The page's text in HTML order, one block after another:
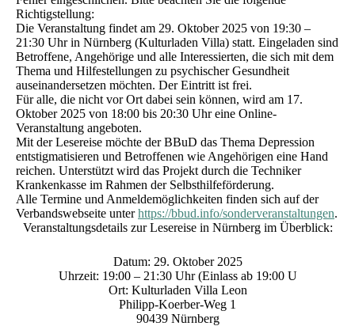
Richtigstellung:
Die Veranstaltung findet am 29. Oktober 2025 von 19:30 –
21:30 Uhr in Nürnberg (Kulturladen Villa) statt. Eingeladen sind
Betroffene, Angehörige und alle Interessierten, die sich mit dem
Thema und Hilfestellungen zu psychischer Gesundheit
auseinandersetzen möchten. Der Eintritt ist frei.
Für alle, die nicht vor Ort dabei sein können, wird am 17.
Oktober 2025 von 18:00 bis 20:30 Uhr eine Online-
Veranstaltung angeboten.
Mit der Lesereise möchte der BBuD das Thema Depression
entstigmatisieren und Betroffenen wie Angehörigen eine Hand
reichen. Unterstützt wird das Projekt durch die Techniker
Krankenkasse im Rahmen der Selbsthilfeförderung.
Alle Termine und Anmeldemöglichkeiten finden sich auf der
Verbandswebseite unterhttps://bbud.info/sonderveranstaltungen.
Veranstaltungsdetails zur Lesereise in Nürnberg im Überblick:
Datum: 29. Oktober 2025
Uhrzeit: 19:00 – 21:30 Uhr (Einlass ab 19:00 U
Ort: Kulturladen Villa Leon
Philipp-Koerber-Weg 1
90439 Nürnberg